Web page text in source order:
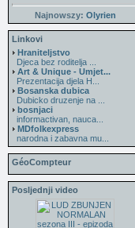
Najnowszy: Olyrien
Linkovi
Hraniteljstvo
Djeca bez roditelja ...
Art & Unique - Umjet...
Prezentacija djela H...
Bosanska dubica
Dubicko druzenje na ...
bosnjaci
informactivan, nauca...
MDfolkexpress
narodna i zabavna mu...
GéoCompteur
Posljednji video